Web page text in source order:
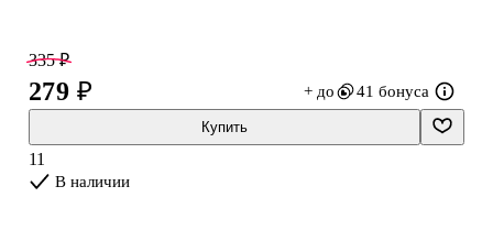
335 ₽
279 ₽ + до 41 бонуса
Купить
11
В наличии